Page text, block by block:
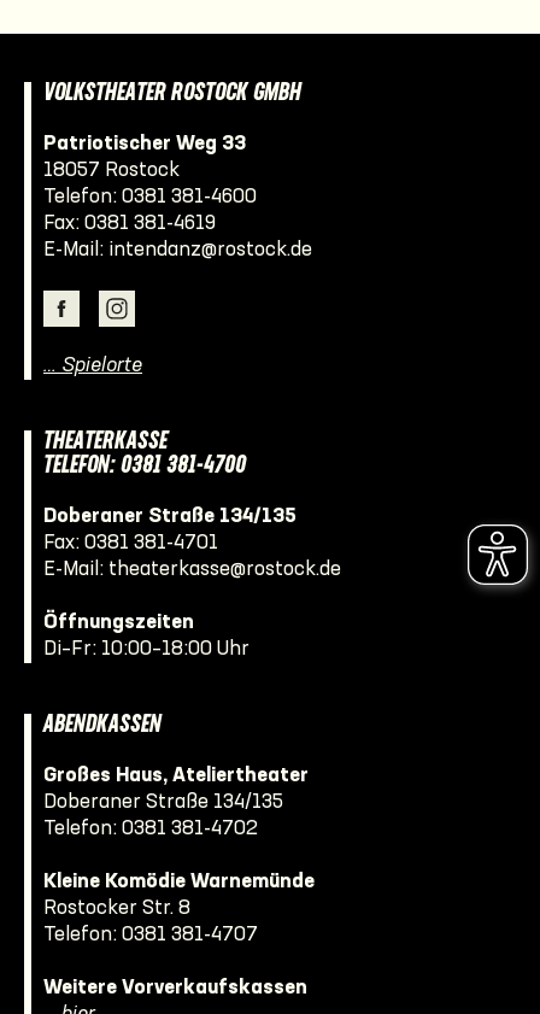
VOLKSTHEATER ROSTOCK GMBH
Patriotischer Weg 33
18057 Rostock
Telefon: 0381 381-4600
Fax: 0381 381-4619
E-Mail: intendanz@rostock.de
… Spielorte
THEATERKASSE
TELEFON: 0381 381-4700
Doberaner Straße 134/135
Fax: 0381 381-4701
E-Mail: theaterkasse@rostock.de
Öffnungszeiten
Di–Fr: 10:00–18:00 Uhr
ABENDKASSEN
Großes Haus, Ateliertheater
Doberaner Straße 134/135
Telefon: 0381 381-4702
Kleine Komödie Warnemünde
Rostocker Str. 8
Telefon: 0381 381-4707
Weitere Vorverkaufskassen